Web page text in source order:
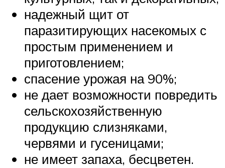
надежный щит от
паразитирующих насекомых с
простым применением и
приготовлением;
спасение урожая на 90%;
не дает возможности повредить
сельскохозяйственную
продукцию слизняками,
червями и гусеницами;
не имеет запаха, бесцветен.